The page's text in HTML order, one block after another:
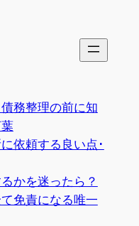
務整理の前に知
依頼する良い点･
かを迷ったら？
免責になる唯一